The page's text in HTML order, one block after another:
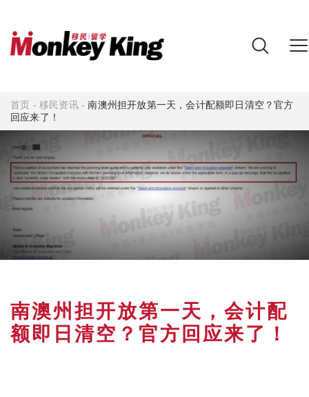
首页 -移民资讯-南澳州担开放第一天，会计配额即日清空？官方
回应来了！
南澳州担开放第一天，会计配
额即日清空？官方回应来了！